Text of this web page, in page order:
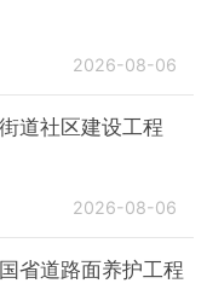
2026-08-06
道社区建设工程
2026-08-06
省道路面养护工程